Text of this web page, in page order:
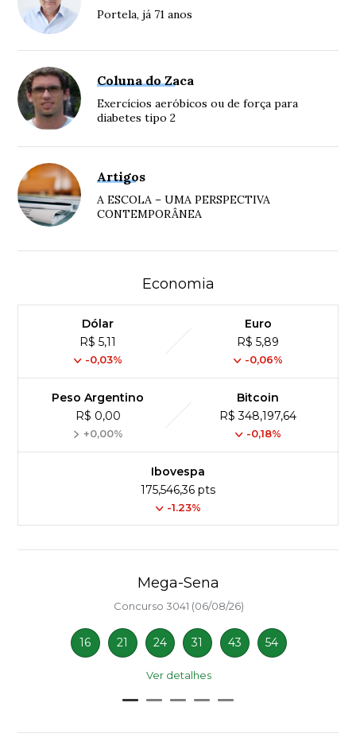
Portela, já 71 anos
Coluna do Zaca
Exercícios aeróbicos ou de força para
diabetes tipo 2
Artigos
A ESCOLA – UMA PERSPECTIVA
CONTEMPORÂNEA
Economia
Dólar
R$ 5,11
-0,03%
Euro
R$ 5,89
-0,06%
Peso Argentino
R$ 0,00
+0,00%
Bitcoin
R$ 348,197,64
-0,18%
Ibovespa
175,546,36 pts
-1.23%
Mega-Sena
Concurso 3041 (06/08/26)
16 21 24 31 43 54
Ver detalhes